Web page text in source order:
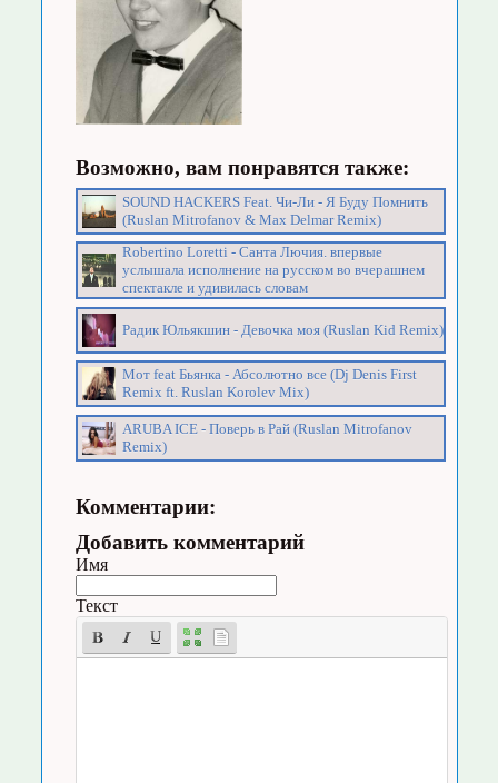
Возможно, вам понравятся также:
SOUND HACKERS Feat. Чи-Ли - Я Буду Помнить
(Ruslan Mitrofanov & Max Delmar Remix)
Robertino Loretti - Санта Лючия. впервые
услышала исполнение на русском во вчерашнем
спектакле и удивилась словам
Радик Юльякшин - Девочка моя (Ruslan Kid Remix)
Moт feat Бьянка - Абсолютно все (Dj Denis First
Remix ft. Ruslan Korolev Mix)
ARUBA ICE - Поверь в Рай (Ruslan Mitrofanov
Remix)
Комментарии:
Добавить комментарий
Имя
Текст